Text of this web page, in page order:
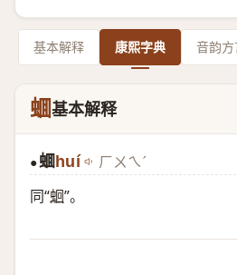
基本解释 康熙字典 音韵
蜖基本解释
●蜖 huí ㄏㄨㄟˊ
同“蛔”。